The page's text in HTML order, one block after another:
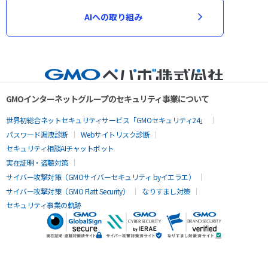
AIへの取り組み
GMOインターネットグループのセキュリティ事業について
世界初総合ネットセキュリティサービス「GMOセキュリティ24」
パスワード漏洩診断
Webサイトリスク診断
セキュリティ相談AIチャットボット
実在証明・盗聴対策
サイバー攻撃対策（GMOサイバーセキュリティ byイエラエ）
サイバー攻撃対策（GMO Flatt Security）
なりすまし対策
セキュリティ事業の軌跡